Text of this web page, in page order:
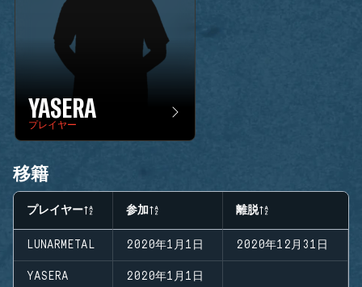
YASERA
プレイヤー
移籍
プレイヤー 参加 離脱
LUNARMETAL 2020年1月1日 2020年12月31日
YASERA 2020年1月1日